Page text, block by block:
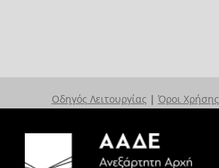
Οδηγός Λειτουργίας | Όροι Χρήσης